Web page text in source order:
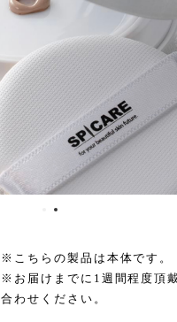
※こちらの製品は本体です。
※お届けまでに1週間程度頂
合わせください。